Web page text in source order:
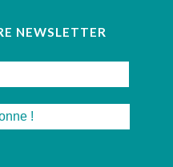
NEWSLETTER